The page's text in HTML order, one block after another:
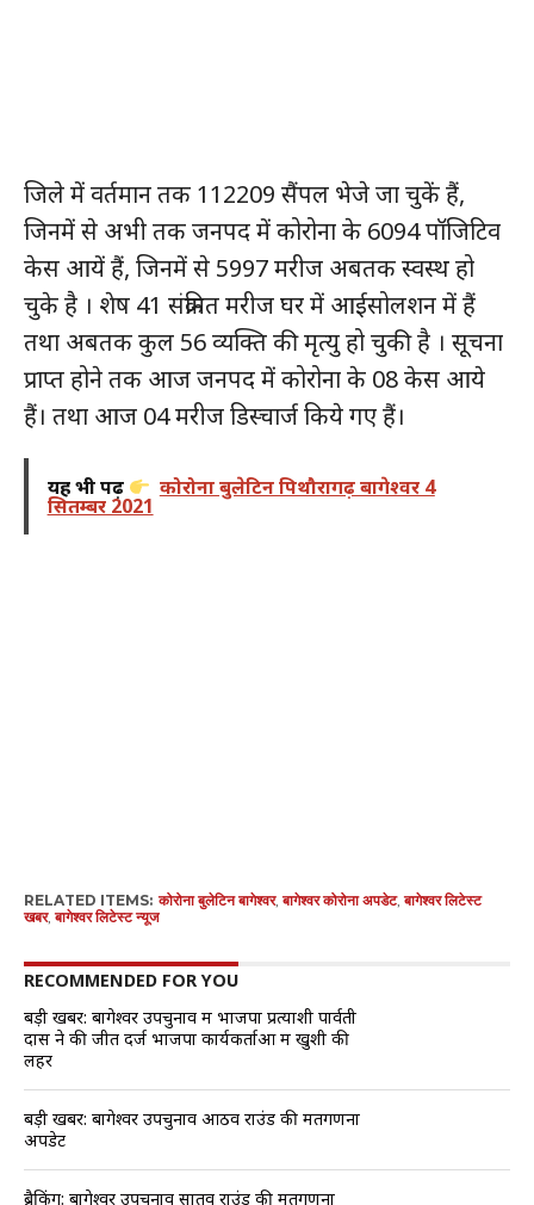
जिले में वर्तमान तक 112209 सैंपल भेजे जा चुकें हैं,
जिनमें से अभी तक जनपद में कोरोना के 6094 पॉजिटिव
केस आयें हैं, जिनमें से 5997 मरीज अबतक स्वस्थ हो
चुके है । शेष 41 संक्रमित मरीज घर में आईसोलशन में हैं
तथा अबतक कुल 56 व्यक्ति की मृत्यु हो चुकी है । सूचना
प्राप्त होने तक आज जनपद में कोरोना के 08 केस आये
हैं। तथा आज 04 मरीज डिस्चार्ज किये गए हैं।
यह भी पढ़ें कोरोना बुलेटिन पिथौरागढ़ बागेश्वर 4
सितम्बर 2021
RELATED ITEMS: कोरोना बुलेटिन बागेश्वर,बागेश्वर कोरोना अपडेट,बागेश्वर लिटेस्ट
खबर,बागेश्वर लिटेस्ट न्यूज
RECOMMENDED FOR YOU
बड़ी खबर: बागेश्वर उपचुनाव में भाजपा प्रत्याशी पार्वती
दास ने की जीत दर्ज भाजपा कार्यकर्ताओं में खुशी की
लहर
बड़ी खबर: बागेश्वर उपचुनाव आठवें राउंड की मतगणना
अपडेट
ब्रैकिंग: बागेश्वर उपचुनाव सातवें राउंड की मतगणना